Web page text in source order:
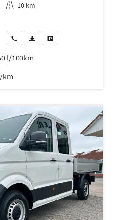
Kilometerstand 10 km
Wir rufen Sie anFahrzeugexposé (PDF)
l/100km
km